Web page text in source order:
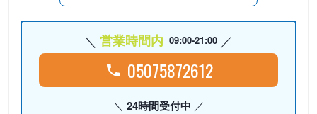
営業時間内 09:00-21:00
05075872612
24時間受付中